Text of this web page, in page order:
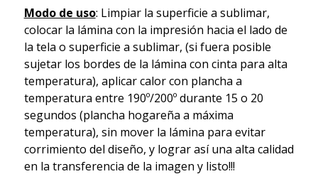
Modo de uso: Limpiar la superficie a sublimar,
colocar la lámina con la impresión hacia el lado de
la tela o superficie a sublimar, (si fuera posible
sujetar los bordes de la lámina con cinta para alta
temperatura), aplicar calor con plancha a
temperatura entre 190º/200º durante 15 o 20
segundos (plancha hogareña a máxima
temperatura), sin mover la lámina para evitar
corrimiento del diseño, y lograr así una alta calidad
en la transferencia de la imagen y listo!!!